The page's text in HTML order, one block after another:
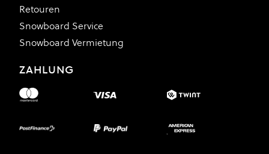
Retouren
Snowboard Service
Snowboard Vermietung
ZAHLUNG